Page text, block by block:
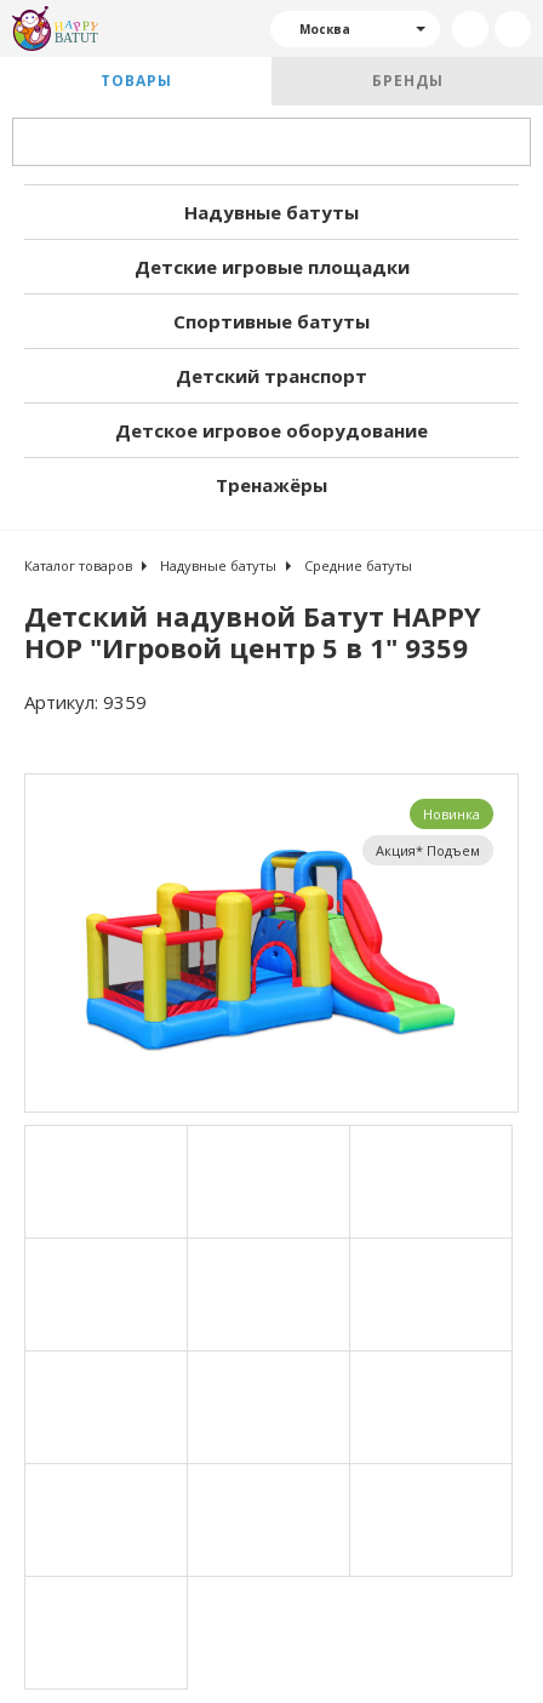
Москва
ТОВАРЫ БРЕНДЫ
Надувные батуты
Детские игровые площадки
Спортивные батуты
Детский транспорт
Детское игровое оборудование
Тренажёры
Каталог товаров Надувные батуты Средние батуты
Детский надувной Батут HAPPY
HOP "Игровой центр 5 в 1" 9359
Артикул: 9359
Новинка
Акция* Подъем